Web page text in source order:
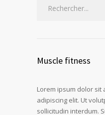
Muscle fitness
Lorem ipsum dolor sit
adipiscing elit. Ut
sollicitudin interdum.